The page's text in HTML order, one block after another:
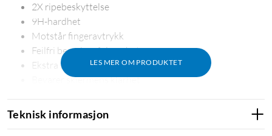
LES MER OM PRODUKTET
2X ripebeskyttelse
9H-hardhet
Motstår fingeravtrykk
Feilfri berøringsfølsomhet
Ekstra belegg for holdbarhet
Bevarer skjermens klarhet
Teknisk informasjon